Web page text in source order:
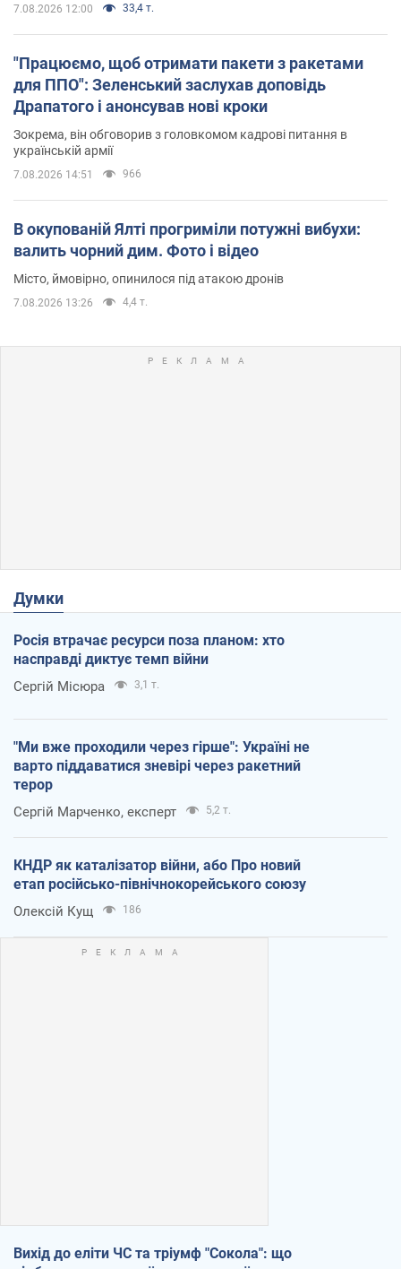
7.08.2026 12:00 33,4 т.
"Працюємо, щоб отримати пакети з ракетами
для ППО": Зеленський заслухав доповідь
Драпатого і анонсував нові кроки
Зокрема, він обговорив з головкомом кадрові питання в
українській армії
7.08.2026 14:51 966
В окупованій Ялті прогриміли потужні вибухи:
валить чорний дим. Фото і відео
Місто, ймовірно, опинилося під атакою дронів
7.08.2026 13:26 4,4 т.
Думки
Росія втрачає ресурси поза планом: хто
насправді диктує темп війни
Сергій Місюра 3,1 т.
"Ми вже проходили через гірше": Україні не
варто піддаватися зневірі через ракетний
терор
Сергій Марченко, експерт 5,2 т.
КНДР як каталізатор війни, або Про новий
етап російсько-північнокорейського союзу
Олексій Кущ 186
Вихід до еліти ЧС та тріумф "Сокола": що